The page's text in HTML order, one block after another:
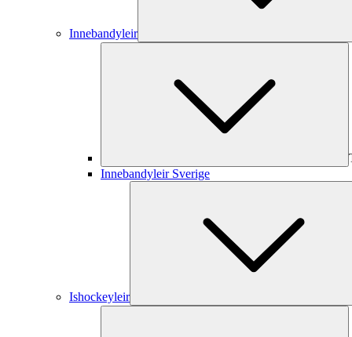
Innebandyleir
Innebandyleir Sverige
Ishockeyleir